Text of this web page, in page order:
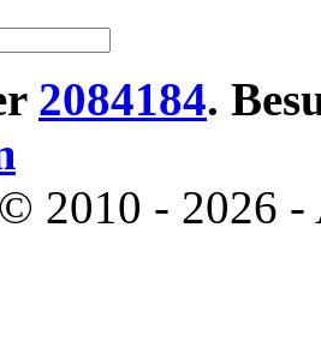
2084184.
2010 - 2026 -